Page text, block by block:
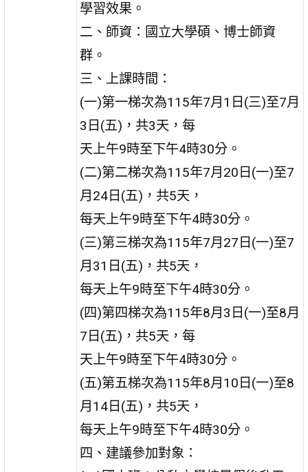
學習效果。
二、師資：國立大學碩、博士師資
群。
三、上課時間：
(一)第一梯次為115年7月1日(三)至7月
3日(五)，共3天，每
天上午9時至下午4時30分。
(二)第二梯次為115年7月20日(一)至7
月24日(五)，共5天，
每天上午9時至下午4時30分。
(三)第三梯次為115年7月27日(一)至7
月31日(五)，共5天，
每天上午9時至下午4時30分。
(四)第四梯次為115年8月3日(一)至8月
7日(五)，共5天，每
天上午9時至下午4時30分。
(五)第五梯次為115年8月10日(一)至8
月14日(五)，共5天，
每天上午9時至下午4時30分。
四、建議參加對象：